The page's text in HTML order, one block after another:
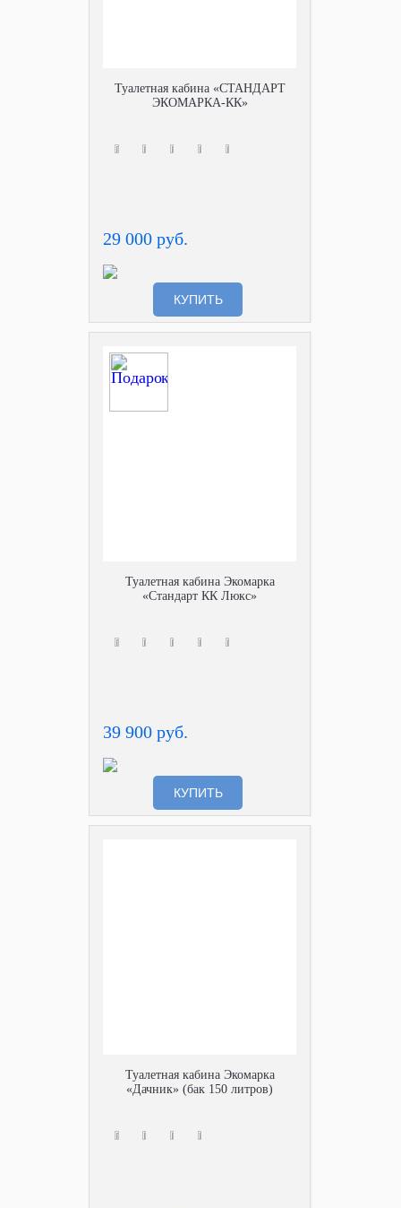
Туалетная кабина «СТАНДАРТ
ЭКОМАРКА-КК»
29 000 руб.
КУПИТЬ
Туалетная кабина Экомарка
«Стандарт КК Люкс»
39 900 руб.
КУПИТЬ
Туалетная кабина Экомарка
«Дачник» (бак 150 литров)